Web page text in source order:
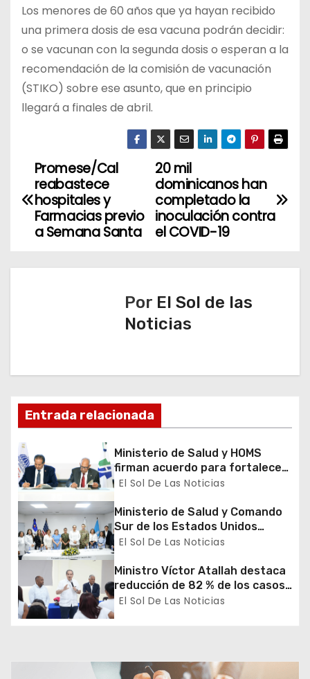
Los menores de 60 años que ya hayan recibido
una primera dosis de esa vacuna podrán decidir:
o se vacunan con la segunda dosis o esperan a la
recomendación de la comisión de vacunación
(STIKO) sobre ese asunto, que en principio
llegará a finales de abril.
N
a
e
i
ó
n
d
e
e
n
t
r
20 mil
dominicanos han
completado la
inoculación contra
el COVID-19
Promese/Cal
reabastece
hospitales y
Farmacias previo
a Semana Santa
Por El Sol de las
Noticias
Entrada relacionada
Ministerio de Salud y HOMS
firman acuerdo para fortalecer
la prevención, diagnóstico y
virales
El Sol De Las Noticias
Ministerio de Salud y Comando
Sur de los Estados Unidos
realizan misión médica Amistad
2026 en La Vega
El Sol De Las Noticias
Ministro Víctor Atallah destaca
reducción de 82 % de los casos
de malaria en Azua durante
recorrido por DPS
El Sol De Las Noticias